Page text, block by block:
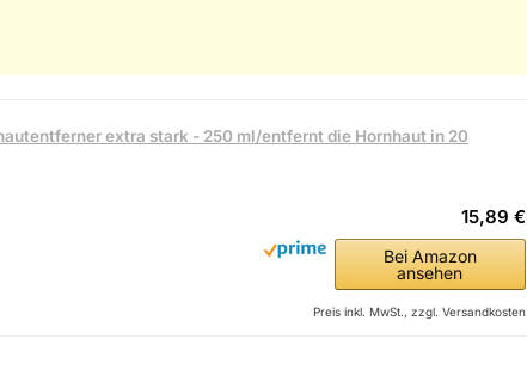
extra stark - 250 ml/entfernt die Hornhaut in 20
15,89 €
Bei Amazon
ansehen
Preis inkl. MwSt., zzgl. Versandkosten